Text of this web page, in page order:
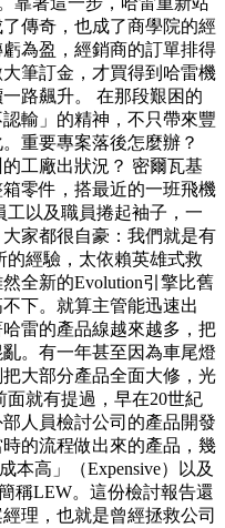
傳奇，也成了商學院的經
為盈，經銷商的訂單排得
筆訂金，才買得到哈雷機
路飆升。 在那段艱困的
輸」的精神，不只帶來豐
重要專案落後怎麼辦？
工廠出狀況？ 密爾瓦基
零件，搭最近的一班飛機
工以及職員捲起袖子，一
家都很自豪：我們就是有
經驗，太依賴英雄式救
全新的Evolution引擎比舊
下。就算主管能迅速出
雷的產品線越來越多，把
。有一年甚至因為車尾燈
大部分產品全面大修，光
就有提過，早在20世紀
人員檢討公司的產品開發
的流程做出來的產品，幾
本高」（Expensive）以及
稱LEW。這份檢討報告還
理，也就是曾經拯救公司